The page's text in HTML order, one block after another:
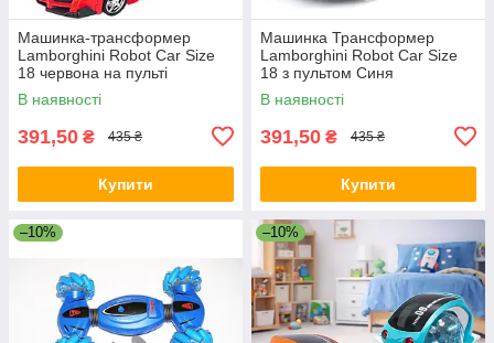
Машинка-трансформер
Lamborghini Robot Car Size
18 червона на пульті
керування
В наявності
391,50 ₴ 435 ₴
Купити
Машинка Трансформер
Lamborghini Robot Car Size
18 з пультом Синя
В наявності
391,50 ₴ 435 ₴
Купити
–10% –10%